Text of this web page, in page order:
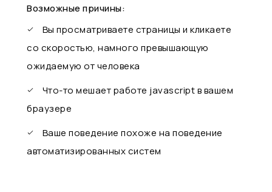
Возможные причины:
Вы просматриваете страницы и кликаете
со скоростью, намного превышающую
ожидаемую от человека
Что-то мешает работе javascript в вашем
браузере
Ваше поведение похоже на поведение
автоматизированных систем